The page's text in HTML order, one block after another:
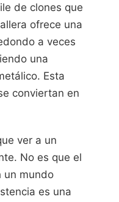
de clones que
ofrece una
a veces
una
Esta
conviertan en
ver a un
No es que el
un mundo
es una